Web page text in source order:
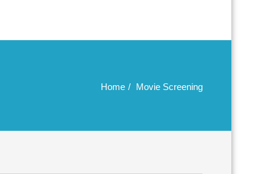
Home Movie Screening